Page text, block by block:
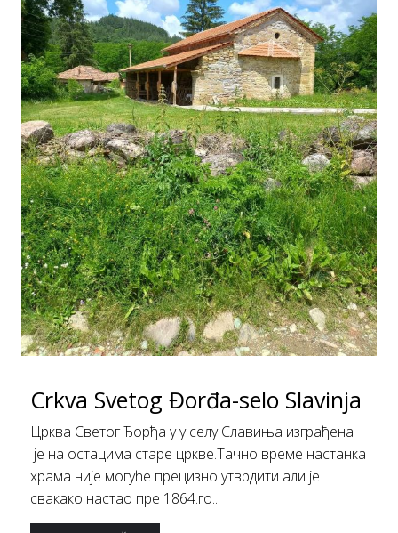
Crkva Svetog Đorđa-selo Slavinja
Црква Светог Ђорђа у у селу Славиња изграђена
је на остацима стaре цркве.Тачно време настанка
храма није могуће прецизно утврдити али је
свакако настао пре 1864.го...